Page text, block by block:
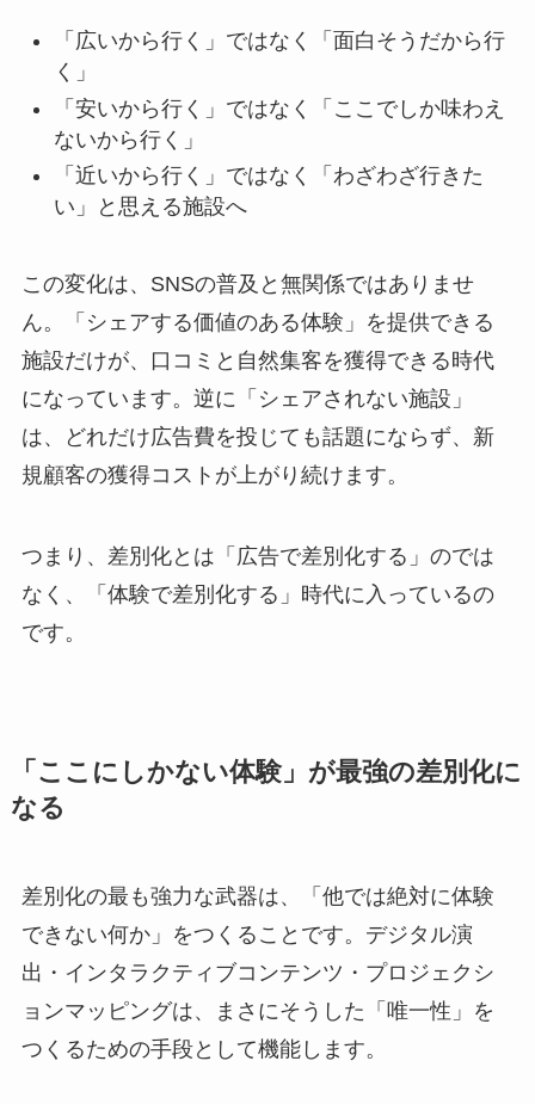
「広いから行く」ではなく「面白そうだから行
く」
「安いから行く」ではなく「ここでしか味わえ
ないから行く」
「近いから行く」ではなく「わざわざ行きた
い」と思える施設へ
この変化は、SNSの普及と無関係ではありませ
ん。「シェアする価値のある体験」を提供できる
施設だけが、口コミと自然集客を獲得できる時代
になっています。逆に「シェアされない施設」
は、どれだけ広告費を投じても話題にならず、新
規顧客の獲得コストが上がり続けます。
つまり、差別化とは「広告で差別化する」のでは
なく、「体験で差別化する」時代に入っているの
です。
「ここにしかない体験」が最強の差別化に
なる
差別化の最も強力な武器は、「他では絶対に体験
できない何か」をつくることです。デジタル演
出・インタラクティブコンテンツ・プロジェクシ
ョンマッピングは、まさにそうした「唯一性」を
つくるための手段として機能します。